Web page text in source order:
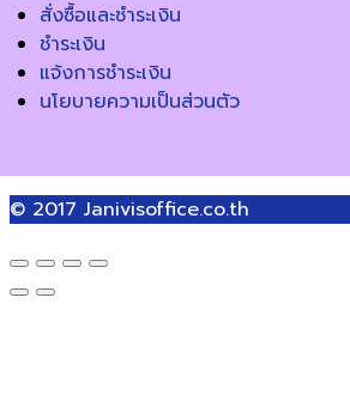
สั่งซื้อและชำระเงิน
ชำระเงิน
แจ้งการชำระเงิน
นโยบายความเป็นส่วนตัว
© 2017 Janivisoffice.co.th